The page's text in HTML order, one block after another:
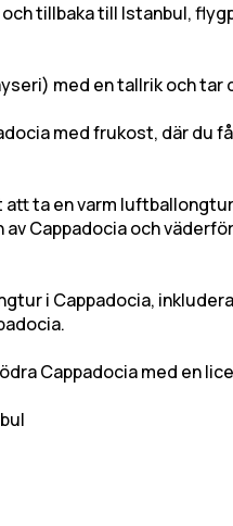
tillbaka till Istanbul,
med en tallrik och
med frukost, där du
ta en varm
Cappadocia och
i Cappadocia,
Cappadocia med en